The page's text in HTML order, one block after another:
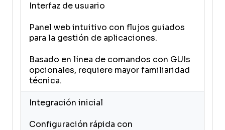
Interfaz de usuario
Panel web intuitivo con flujos guiados
para la gestión de aplicaciones.
Basado en línea de comandos con GUIs
opcionales, requiere mayor familiaridad
técnica.
Integración inicial
Configuración rápida con